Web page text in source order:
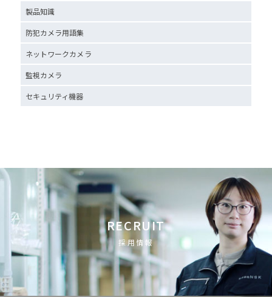
製品知識
防犯カメラ用語集
ネットワークカメラ
監視カメラ
セキュリティ機器
RECRUIT
採用情報